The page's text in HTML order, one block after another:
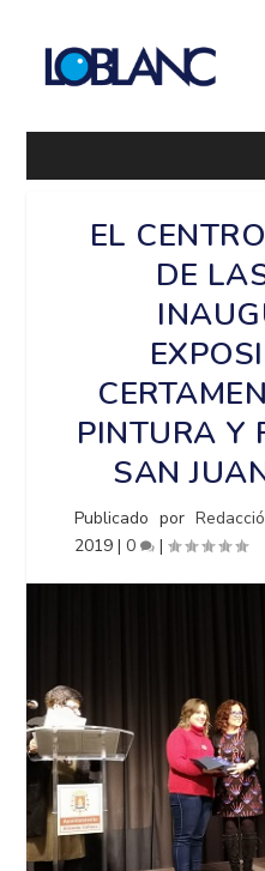
EL
DE
PINTURA Y
SAN
Publicado por
2019 |0 |